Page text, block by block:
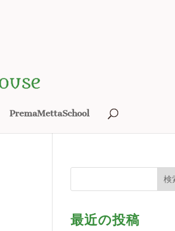
PremaMettaSchool
最近の投稿